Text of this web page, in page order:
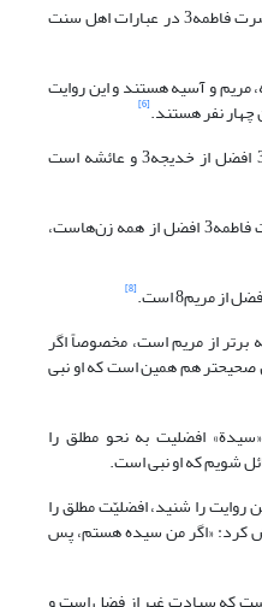
در مورد دلالت حدیث بر افضلیت حضرت فاطمه3 در عبارات اهل سنت
مریم و آسیه هستند و این روایت
چهار نفر هستند.[6]
2. با توجه به روایت، حضرت فاطمه3 افضل از خدیجه3 و عائشه است
3. ظاهر روایت دلالت دارد که حضرت فاطمه3 افضل از همه زن‌هاست،
[8]
برتر از مریم است، مخصوصاً اگر
هم همین است که او نبی
افضلیت به نحو مطلق را
هم وقتی این روایت را شنید، افضلیّت مطلق را
کرد: «اگر من سیده هستم، پس